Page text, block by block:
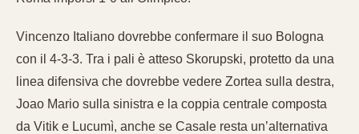
Vincenzo Italiano dovrebbe confermare il suo Bologna
con il 4-3-3. Tra i pali è atteso Skorupski, protetto da una
linea difensiva che dovrebbe vedere Zortea sulla destra,
Joao Mario sulla sinistra e la coppia centrale composta
da Vitik e Lucumì, anche se Casale resta un’alternativa